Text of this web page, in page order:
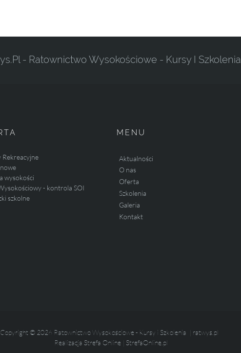
- Ratownictwo Wysokościowe - Kursy I Szkolenia
Rekreacyjne
wysokości
- kontrola SOI
szkolne
MENU
Aktualności
O nas
Oferta
Szkolenia
Galeria
Kontakt
Copyright © 2026 Ratownictwo Wysokościowe - Kursy i Szkolenia | ratwys.pl
Realizacja Strefa Online| StrefaOnline.pl